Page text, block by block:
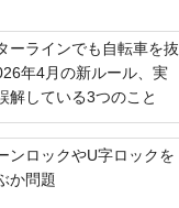
ーラインでも自転車を抜
年4月の新ルール、実
解している3つのこと
ンロックやU字ロックを
か問題